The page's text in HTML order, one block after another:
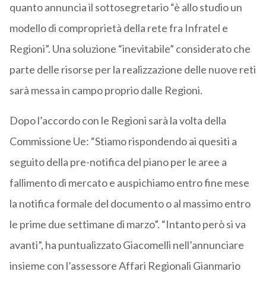
quanto annuncia il sottosegretario “è allo studio un
modello di comproprietà della rete fra Infratel e
Regioni”. Una soluzione “inevitabile” considerato che
parte delle risorse per la realizzazione delle nuove reti
sarà messa in campo proprio dalle Regioni.
Dopo l’accordo con le Regioni sarà la volta della
Commissione Ue: “Stiamo rispondendo ai quesiti a
seguito della pre-notifica del piano per le aree a
fallimento di mercato e auspichiamo entro fine mese
la notifica formale del documento o al massimo entro
le prime due settimane di marzo”. “Intanto però si va
avanti”, ha puntualizzato Giacomelli nell’annunciare
insieme con l’assessore Affari Regionali Gianmario